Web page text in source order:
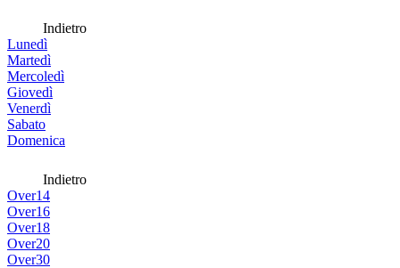
Indietro
Lunedì
Martedì
Mercoledì
Giovedì
Venerdì
Sabato
Domenica
Indietro
Over14
Over16
Over18
Over20
Over30